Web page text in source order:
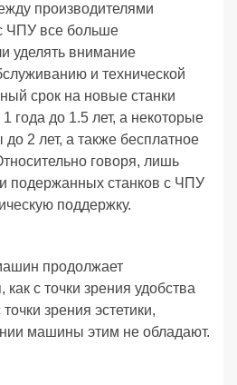
производителями
ЧПУ все больше
уделять внимание
и технической
срок на новые станки
года до 1.5 лет, а некоторые
2 лет, а также бесплатное
говоря, лишь
подержанных станков с ЧПУ
поддержку.
продолжает
с точки зрения удобства
зрения эстетики,
машины этим не обладают.